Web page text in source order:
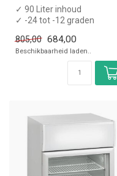
✓ 90 Liter inhoud
✓ -24 tot -12 graden
✓ Breedte 61 cm, diepte 54
...
805,00 684,00
Beschikbaarheid laden..